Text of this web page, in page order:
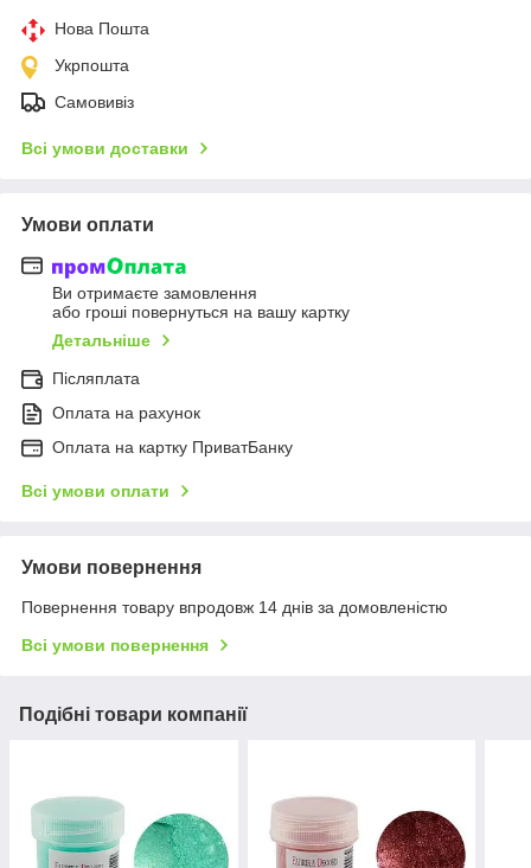
Нова Пошта
Укрпошта
Самовивіз
Всі умови доставки
Умови оплати
Ви отримаєте замовлення
або гроші повернуться на вашу картку
Детальніше
Післяплата
Оплата на рахунок
Оплата на картку ПриватБанку
Всі умови оплати
Умови повернення
Повернення товару впродовж 14 днів за домовленістю
Всі умови повернення
Подібні товари компанії